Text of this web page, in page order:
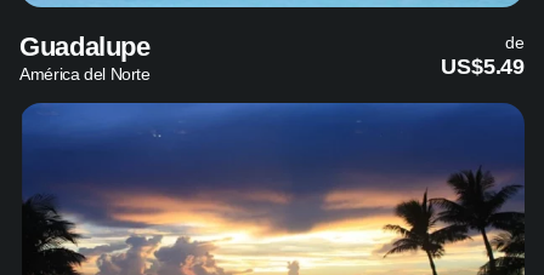
Guadalupe
América del Norte
de
US$5.49